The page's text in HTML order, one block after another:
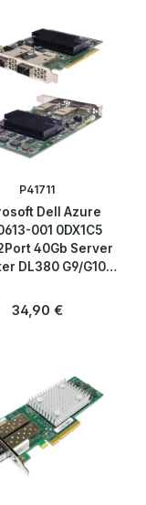
P41711
Dell Azure
001 0DX1C5
40Gb Server
DL380 G9/G10,
Regulärer Preis:
34,90 €